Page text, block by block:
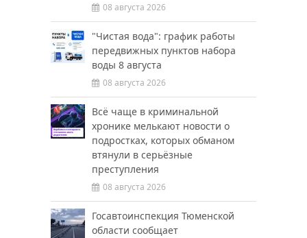
08 августа 2026
"Чистая вода": график работы
передвижных пунктов набора
воды 8 августа
08 августа 2026
Всё чаще в криминальной
хронике мелькают новости о
подростках, которых обманом
втянули в серьёзные
преступления
08 августа 2026
Госавтоинспекция Тюменской
области сообщает